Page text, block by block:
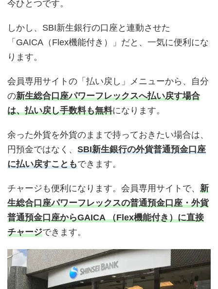
今ひとつです。
しかし、SBI新生銀行の口座と連動させた
「GAICA（Flex機能付き）」だと、一気に便利にな
ります。
会員専用サイトの「払い戻し」メニューから、自分
の新生総合口座パワーフレックスへ払い戻す場合
は、払い戻し手数料も無料になります。
余った外貨を外貨のままで持っておきたい場合は、
円預金ではなく、 SBI新生銀行の外貨普通預金口座
に払い戻すこともできます。
チャージも便利になります。会員専用サイトで、 新
生総合口座パワーフレックスの普通預金口座・外貨
普通預金口座からGAICA （Flex機能付き）に直接
チャージできます。